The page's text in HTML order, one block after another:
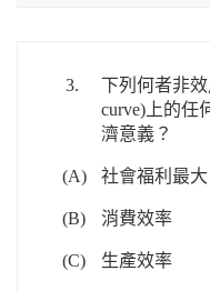
3.
下列何者非
curve)上的任
濟意義？
(A) 社會福利最大
(B) 消費效率
(C) 生產效率